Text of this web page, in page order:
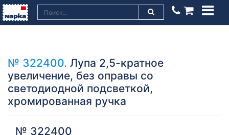
№ 322400. Лупа 2,5-кратное
увеличение, без оправы со
светодиодной подсветкой,
хромированная ручка
№ 322400